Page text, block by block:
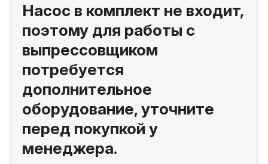
Насос в комплект не входит,
поэтому для работы с
выпрессовщиком
потребуется
дополнительное
оборудование, уточните
перед покупкой у
менеджера.